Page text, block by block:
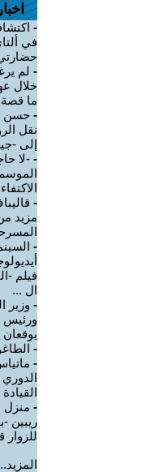
-
في
- لم
خلال
ما
- حسن
نقل
إلى -
- -لا
-
مزيد
-
فيلم -
ال ...
- وزير
ورئيس
يوقعان
-
-
- منزل
ريبين -